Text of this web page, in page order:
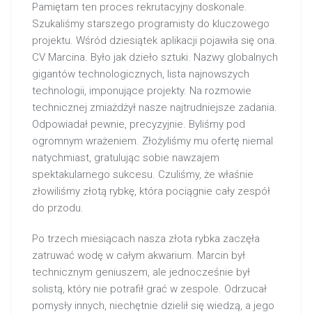
Pamiętam ten proces rekrutacyjny doskonale.
Szukaliśmy starszego programisty do kluczowego
projektu. Wśród dziesiątek aplikacji pojawiła się ona.
CV Marcina. Było jak dzieło sztuki. Nazwy globalnych
gigantów technologicznych, lista najnowszych
technologii, imponujące projekty. Na rozmowie
technicznej zmiażdżył nasze najtrudniejsze zadania.
Odpowiadał pewnie, precyzyjnie. Byliśmy pod
ogromnym wrażeniem. Złożyliśmy mu ofertę niemal
natychmiast, gratulując sobie nawzajem
spektakularnego sukcesu. Czuliśmy, że właśnie
złowiliśmy złotą rybkę, która pociągnie cały zespół
do przodu.
Po trzech miesiącach nasza złota rybka zaczęła
zatruwać wodę w całym akwarium. Marcin był
technicznym geniuszem, ale jednocześnie był
solistą, który nie potrafił grać w zespole. Odrzucał
pomysły innych, niechętnie dzielił się wiedzą, a jego